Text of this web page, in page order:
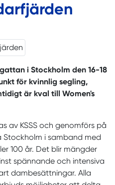
i Stockholm den 16-18
för kvinnlig segling,
är kval till Women's
av KSSS och genomförs på
i samband med
100 år. Det blir mängder
spännande och intensiva
dambesättningar. Alla